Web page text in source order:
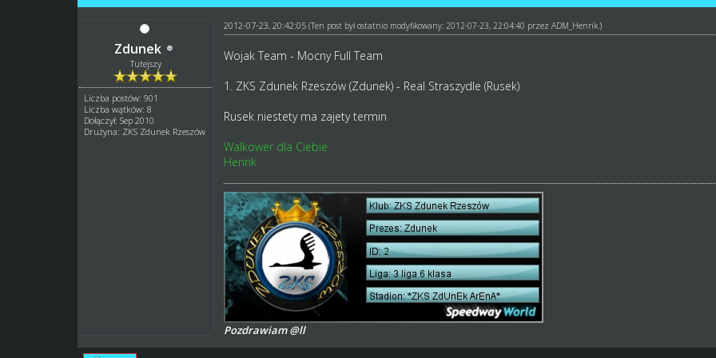
Zdunek
Tutejszy
Liczba postów: 901
Liczba wątków: 8
Dołączył: Sep 2010
Drużyna: ZKS Zdunek Rzeszów
2012-07-23, 20:42:05 (Ten post był ostatnio modyfikowany: 2012-07-23, 22:04:40 przez ADM_Henrik.)
Wojak Team - Mocny Full Team
1. ZKS Zdunek Rzeszów (Zdunek) - Real Straszydle (Rusek)
Rusek niestety ma zajety termin
Walkower dla Ciebie
Henrik
Pozdrawiam @ll